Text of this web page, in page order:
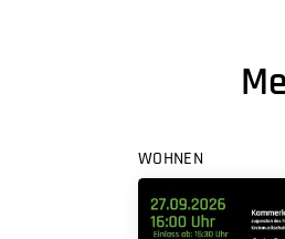
WOHNEN